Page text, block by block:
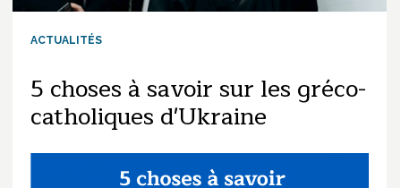
ACTUALITÉS
5 choses à savoir sur les gréco-
catholiques d'Ukraine